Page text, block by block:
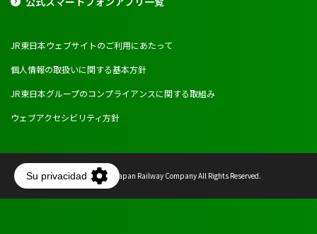
JR東日本ウェブサイトのご利用にあたって
個人情報の取扱いに関する基本方針
JR東日本グループのコンプライアンスに関する取組み
ウェブアクセシビリティ方針
Copyright © East Japan Railway Company All Rights Reserved.